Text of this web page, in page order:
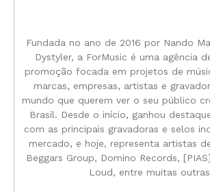
Fundada no ano de 2016 por Nando
Dystyler, a ForMusic é uma agência
promoção focada em projetos de
marcas, empresas, artistas e
mundo que querem ver o seu público
Brasil. Desde o início, ganhou
com as principais gravadoras e selos
mercado, e hoje, representa artistas
Beggars Group, Domino Records,
Loud, entre muitas